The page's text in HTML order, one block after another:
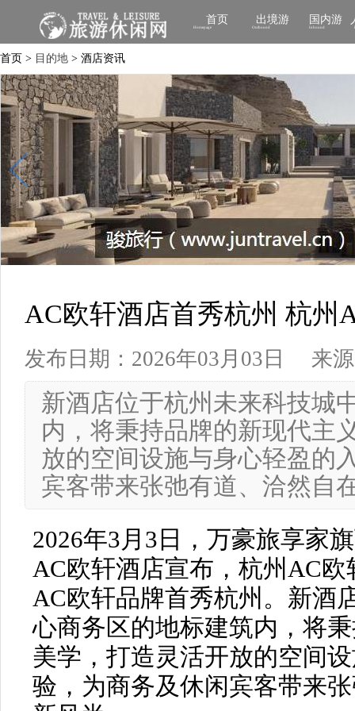
首页
Homepage
出境游
Outbound
国内游
Inbound
首页 > 目的地 > 酒店资讯
AC欧轩酒店首秀杭州 杭州
发布日期：2026年03月03日 来源
新酒店位于杭州未来科技城
内，将秉持品牌的新现代主
放的空间设施与身心轻盈的
宾客带来张弛有道、洽然自
2026年3月3日，万豪旅享家
AC欧轩酒店宣布，杭州AC
AC欧轩品牌首秀杭州。新酒
心商务区的地标建筑内，将
美学，打造灵活开放的空间
验，为商务及休闲宾客带来